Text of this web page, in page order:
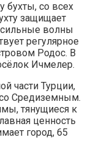
бухты, со всех
защищает
волны
регулярное
Родос. В
Ичмелер.
части Турции,
со Средиземным.
тянущиеся к
ценность
город, 65